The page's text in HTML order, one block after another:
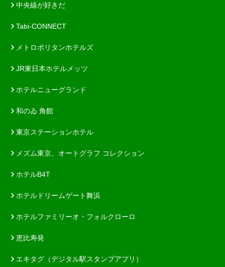
中央線が好きだ
Tabi-CONNECT
メトロポリタンホテルズ
JR東日本ホテルメッツ
ホテルニューグランド
和のゐ 角館
東京ステーションホテル
メズム東京、オートグラフ コレクション
ホテルB4T
ホテルドリームゲート舞浜
ホテルファミリーオ・フォルクローロ
恵比寿発
エキタグ（デジタル駅スタンプアプリ）